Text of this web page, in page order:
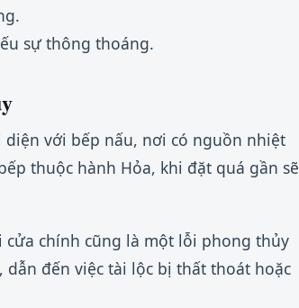
sự thông thoáng.
với bếp nấu, nơi có nguồn nhiệt
thuộc hành Hỏa, khi đặt quá gần sẽ
chính cũng là một lỗi phong thủy
đến việc tài lộc bị thất thoát hoặc